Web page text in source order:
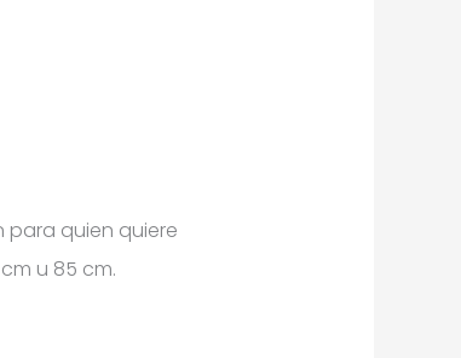
para quien quiere
u 85 cm.